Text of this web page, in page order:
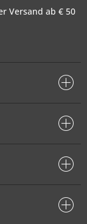
Versand ab € 50